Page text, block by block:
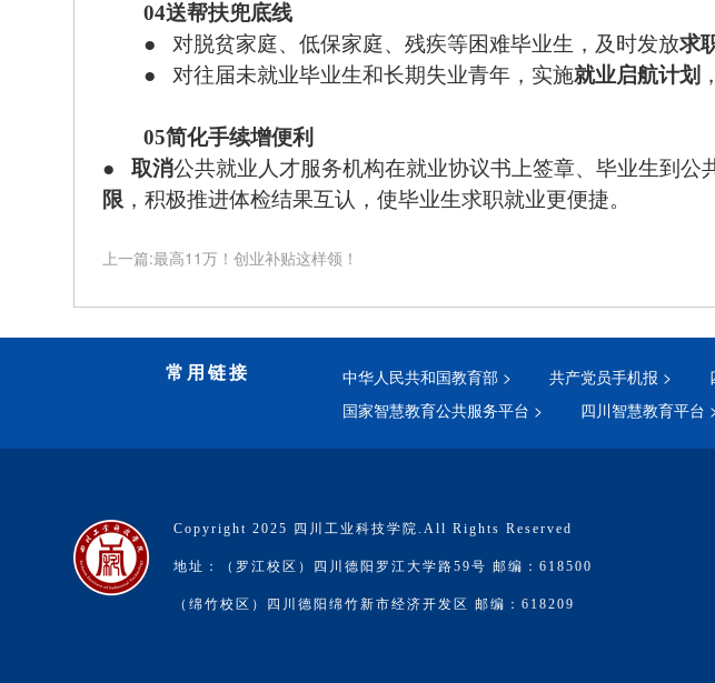
04送帮扶兜底线
● 对脱贫家庭、低保家庭、残疾等困难毕业生，及时发放求
● 对往届未就业毕业生和长期失业青年，实施就业启航计划
05简化手续增便利
● 取消公共就业人才服务机构在就业协议书上签章、毕业生到公
限 ，积极推进体检结果互认，使毕业生求职就业更便捷。
上一篇:最高11万！创业补贴这样领！
常用链接 中华人民共和国教育部 > 共产党员手机报 >
国家智慧教育公共服务平台 >
四川智慧教育平台
Copyright 2025 四川工业科技学院.All Rights Reserved
地址：（罗江校区）四川德阳罗江大学路59号 邮编：618500
（绵竹校区）四川德阳绵竹新市经济开发区 邮编：618209